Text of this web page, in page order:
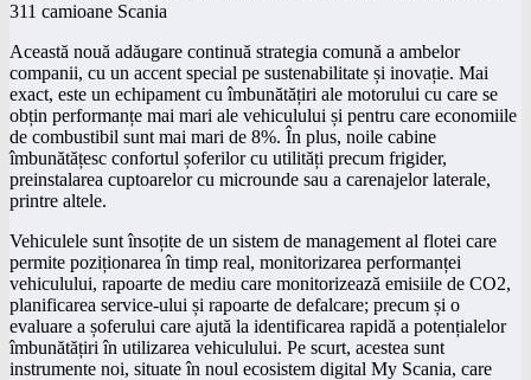
Această nouă adăugare continuă strategia comună a ambelor
companii, cu un accent special pe sustenabilitate și inovație. Mai
exact, este un echipament cu îmbunătățiri ale motorului cu care se
obțin performanțe mai mari ale vehiculului și pentru care economiile
de combustibil sunt mai mari de 8%. În plus, noile cabine
îmbunătățesc confortul șoferilor cu utilități precum frigider,
preinstalarea cuptoarelor cu microunde sau a carenajelor laterale,
printre altele.
Vehiculele sunt însoțite de un sistem de management al flotei care
permite poziționarea în timp real, monitorizarea performanței
vehiculului, rapoarte de mediu care monitorizează emisiile de CO2,
planificarea service-ului și rapoarte de defalcare; precum și o
evaluare a șoferului care ajută la identificarea rapidă a potențialelor
îmbunătățiri în utilizarea vehiculului. Pe scurt, acestea sunt
instrumente noi, situate în noul ecosistem digital My Scania, care